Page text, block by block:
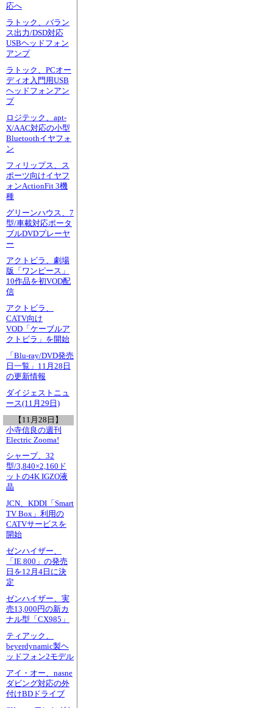
応へ
ラトック、バラン
ス出力/DSD対応
USBヘッドフォン
アンプ
ラトック、PCオー
ディオ入門用USB
ヘッドフォンアン
プ
ロジテック、apt-
X/AAC対応の小型
Bluetoothイヤフォ
ン
フィリップス、ス
ポーツ向けイヤフ
ォンActionFit 3機
種
グリーンハウス、7
型/車載対応ポータ
ブルDVDプレーヤ
ー
アクトビラ、劇場
版「ワンピース」
10作品を初VOD配
信
アクトビラ、
CATV向け
VOD「ケーブルア
クトビラ」を開始
「Blu-ray/DVD発売
日一覧」11月28日
の更新情報
ダイジェストニュ
ース(11月29日)
【11月28日】
小寺信良の週刊
Electric Zooma!
シャープ、32
型/3,840×2,160ド
ットの4K IGZO液
晶
JCN、KDDI「Smart
TV Box」利用の
CATVサービスを
開始
ゼンハイザー、
「IE 800」の発売
日を12月4日に決
定
ゼンハイザー、実
売13,000円の新カ
ナル型「CX985」
ティアック、
beyerdynamic製ヘ
ッドフォン2モデル
アイ・オー、nasne
ダビング対応の外
付けBDドライブ